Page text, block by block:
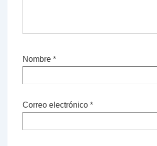
Nombre *
Correo electrónico *